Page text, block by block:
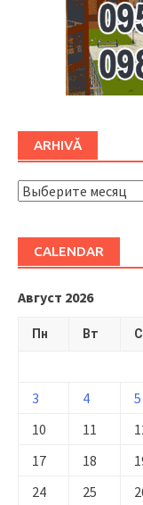
ARHIVĂ
ARHIVĂ
CALENDAR
Август 2026
Пн Вт
3
4 5
10
11
17
18
24
25